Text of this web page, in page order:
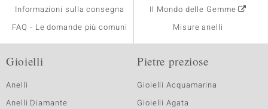
Informazioni sulla consegna
FAQ - Le domande più comuni
Il Mondo delle Gemme
Misure anelli
Gioielli
Anelli
Anelli Diamante
Pietre preziose
Gioielli Acquamarina
Gioielli Agata